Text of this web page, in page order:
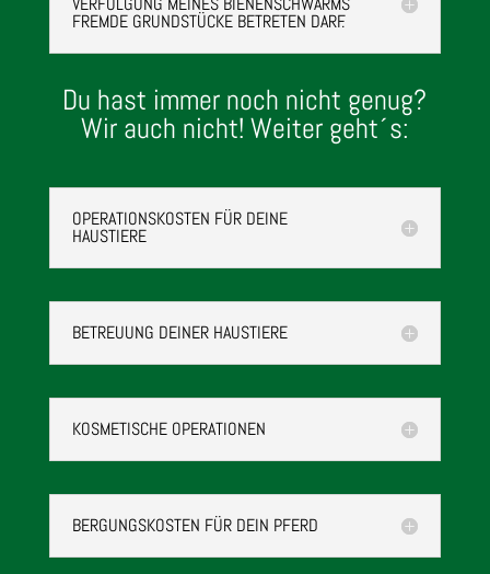
FREMDE GRUNDSTÜCKE BETRETEN DARF.
Du hast immer noch nicht genug?
Wir auch nicht! Weiter geht´s:
OPERATIONSKOSTEN FÜR DEINE
HAUSTIERE
BETREUUNG DEINER HAUSTIERE
KOSMETISCHE OPERATIONEN
BERGUNGSKOSTEN FÜR DEIN PFERD